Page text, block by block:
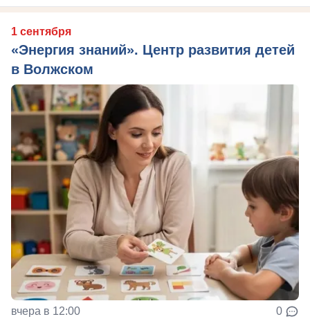
1 сентября
«Энергия знаний». Центр развития детей
в Волжском
вчера в 12:00 0